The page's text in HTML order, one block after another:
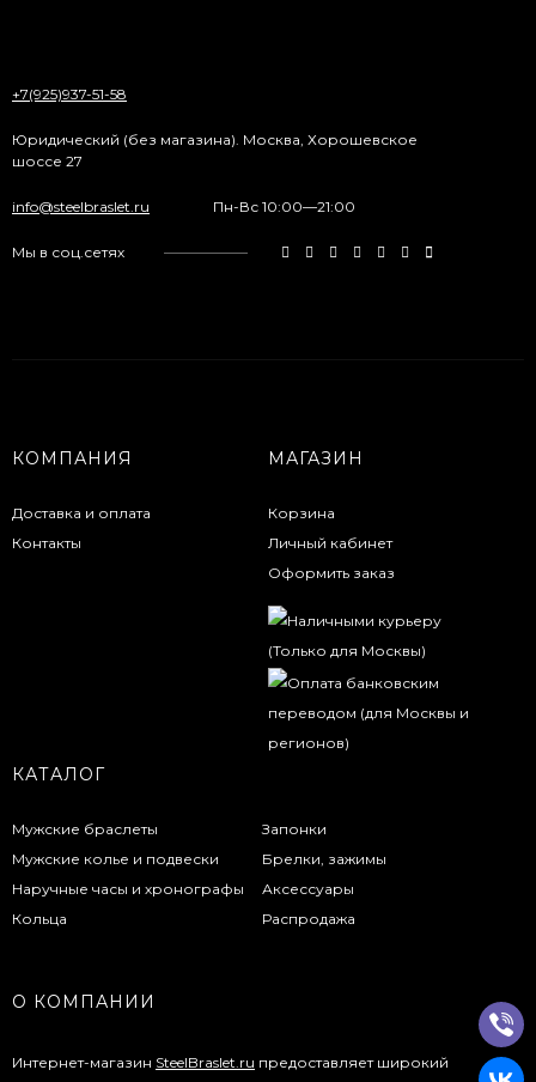
+7(925)937-51-58
Юридический (без магазина). Москва, Хорошевское
шоссе 27
info@steelbraslet.ru Пн-Вс 10:00—21:00
Мы в соц.сетях
КОМПАНИЯ
Доставка и оплата
Контакты
МАГАЗИН
Корзина
Личный кабинет
Оформить заказ
КАТАЛОГ
Мужские браслеты
Мужские колье и подвески
Наручные часы и хронографы
Кольца
Запонки
Брелки, зажимы
Аксессуары
Распродажа
О КОМПАНИИ
Интернет-магазин SteelBraslet.ru предоставляет широкий